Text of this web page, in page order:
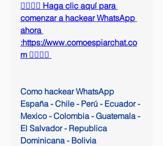
👉🏻👉🏻 Haga clic aquí para
comenzar a hackear WhatsApp
ahora
:https://www.comoespiarchat.co
m 👈🏻👈🏻
Como hackear WhatsApp
España - Chile - Perú - Ecuador -
Mexico - Colombia - Guatemala -
El Salvador - Republica
Dominicana - Bolivia